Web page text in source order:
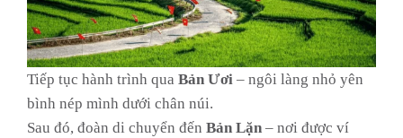
Tiếp tục hành trình qua Bản Ươi – ngôi làng nhỏ yên
bình nép mình dưới chân núi.
Sau đó, đoàn di chuyển đến Bản Lặn – nơi được ví